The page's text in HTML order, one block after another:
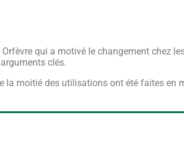
qui a motivé le changement chez
clés.
la moitié des utilisations ont été faites en